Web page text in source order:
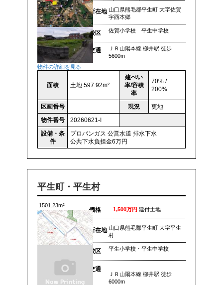
物件の詳細を見る
所在地 山口県熊毛郡平生町 大字佐賀
字西本郷
校区 佐賀小学校 平生中学校
交通
ＪＲ山陽本線 柳井駅 徒歩
5600m
面積 土地 597.92m²
建ぺい
率/容積
率
70% /
200%
区画番号 現況
更地
物件番号
20260621-I
設備・条
件
プロパンガス 公営水道 排水下水
公共下水負担金6万円
平生町・平生村
1501.23m²
価格 1,500万円 建付土地
所在地 山口県熊毛郡平生町 大字平生
村
校区 平生小学校・平生中学校
交通
ＪＲ山陽本線 柳井駅 徒歩
6000m